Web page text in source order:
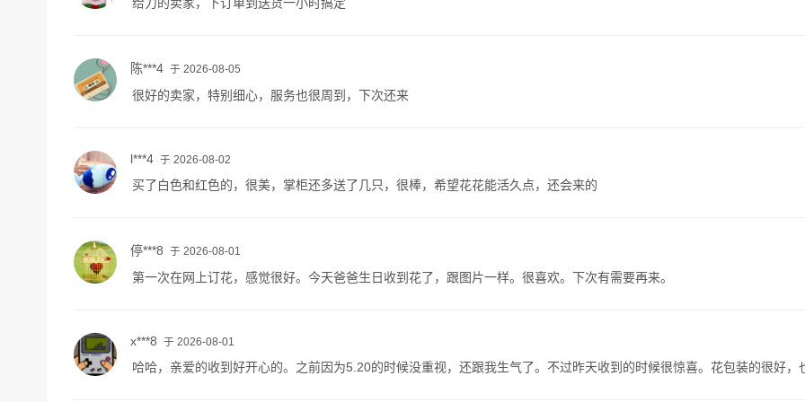
陈***4 于 2026-08-05
很好的卖家，特别细心，服务也很周到，下次还来
l***4 于 2026-08-02
买了白色和红色的，很美，掌柜还多送了几只，很棒，希望花花能活久点，还会来的
停***8 于 2026-08-01
第一次在网上订花，感觉很好。今天爸爸生日收到花了，跟图片一样。很喜欢。下次有需要再来。
x***8 于 2026-08-01
哈哈，亲爱的收到好开心的。之前因为5.20的时候没重视，还跟我生气了。不过昨天收到的时候很惊喜。花包装的很好，